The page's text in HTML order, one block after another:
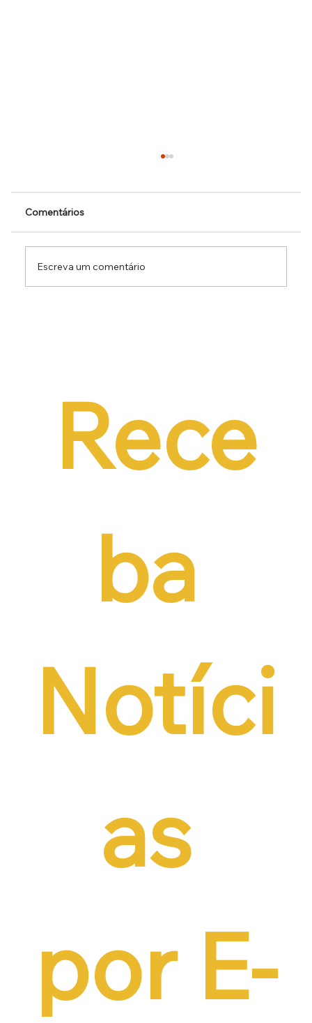
Comentários
Escreva um comentário
Rece
ba
Notíci
as
por E-